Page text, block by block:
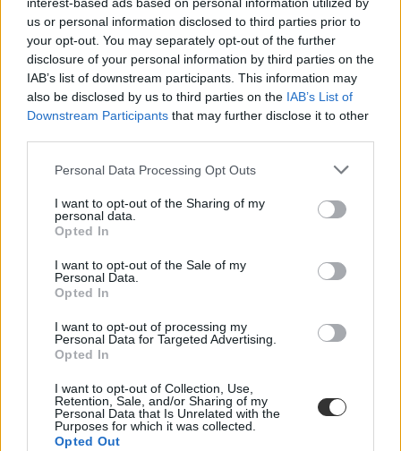
us or personal information disclosed to third parties prior to
your opt-out. You may separately opt-out of the further
disclosure of your personal information by third parties on the
IAB’s list of downstream participants. This information may
also be disclosed by us to third parties on the IAB’s List of
Downstream Participants that may further disclose it to other
Personal Data Processing Opt Outs
I want to opt-out of the Sharing of my
personal data.
Opted In
I want to opt-out of the Sale of my
Personal Data.
Opted In
I want to opt-out of processing my
Personal Data for Targeted Advertising.
Opted In
I want to opt-out of Collection, Use,
Retention, Sale, and/or Sharing of my
Personal Data that Is Unrelated with the
Purposes for which it was collected.
Opted Out
rektor
fenntartóváltás
rektori kinevezés
Gattyán György